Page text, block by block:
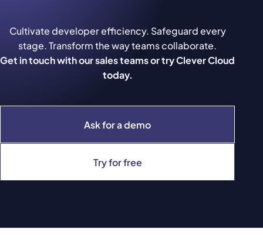
Ask for a demo
Try for free
Cultivate developer efficiency. Safeguard every
stage. Transform the way teams collaborate.
Get in touch with our sales teams or try Clever Cloud
today.